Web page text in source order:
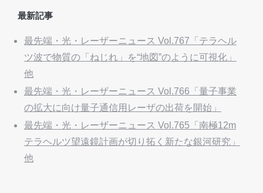
最新記事
最先端・光・レーザーニュース Vol.767「テラヘル
ツ波で物質の「ねじれ」を“地図”のように可視化」
他
最先端・光・レーザーニュース Vol.766「量子事業
の拡大に向け量子通信用レーザの出荷を開始」
最先端・光・レーザーニュース Vol.765「南極12m
テラヘルツ望遠鏡計画が切り拓く新たな銀河研究」
他